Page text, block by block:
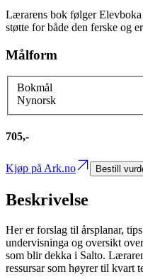
Lærarens bok følger
støtte for både den ferske og
Målform
Bokmål
Nynorsk
705,-
Kjøp på Ark.no Bestill
Beskrivelse
Her er forslag til årsplanar,
undervisninga og oversikt
som blir dekka i Salto.
ressursar som høyrer til kvart